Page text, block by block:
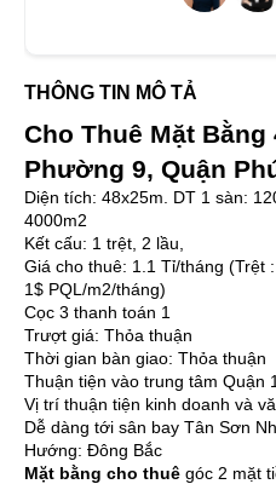
THÔNG TIN MÔ TẢ
Cho Thuê Mặt Bằng
Phường 9, Quận
Diện tích: 48x25m. DT 1 sàn:
4000m2
Kết cấu: 1 trệt, 2 lầu,
Giá cho thuê: 1.1 Tỉ/tháng (Trệt
1$ PQL/m2/tháng)
Cọc 3 thanh toán 1
Trượt giá: Thỏa thuận
Thời gian bàn giao: Thỏa thuận
Thuận tiện vào trung tâm Quận 1.
Vị trí thuận tiện kinh doanh và
Dễ dàng tới sân bay Tân Sơn
Hướng: Đông Bắc
Mặt bằng cho thuê góc 2 mặt